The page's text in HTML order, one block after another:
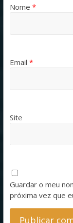
Nome *
Email *
Site
Guardar o meu
próxima vez que